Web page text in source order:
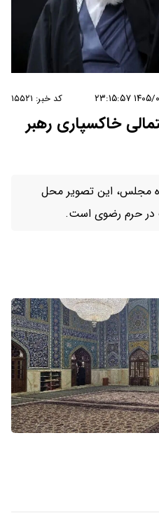
۲۳:۱۵:۵۷ کد خبر: ۱۵۵۲۱
خاکسپاری رهبر
مجلس، این تصویر محل
در حرم رضوی است.